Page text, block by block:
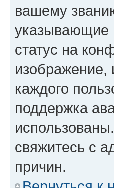
вашему
указывающие
статус на
изображение,
каждого
поддержка
свяжитесь с
причин.